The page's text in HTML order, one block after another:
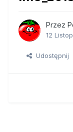
Przez
12
Udostępnij